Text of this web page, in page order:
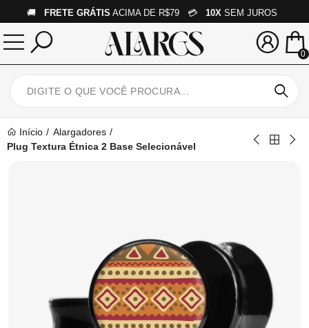
🚚 FRETE GRÁTIS ACIMA DE R$79 💳 10X SEM JUROS
0
Início
Alargadores
Plug Textura Étnica 2 Base Selecionável